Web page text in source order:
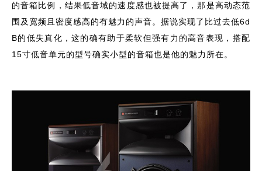
的音箱比例，结果低音域的速度感也被提高了，那是高动态范
围及宽频且密度感高的有魅力的声音。据说实现了比过去低6d
B的低失真化，这的确有助于柔软但强有力的高音表现，搭配
15寸低音单元的型号确实小型的音箱也是他的魅力所在。